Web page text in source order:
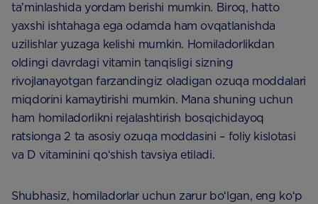
taʼminlashida yordam berishi mumkin. Biroq, hatto
yaxshi ishtahaga ega odamda ham ovqatlanishda
uzilishlar yuzaga kelishi mumkin. Homiladorlikdan
oldingi davrdagi vitamin tanqisligi sizning
rivojlanayotgan farzandingiz oladigan ozuqa moddalari
miqdorini kamaytirishi mumkin. Mana shuning uchun
ham homiladorlikni rejalashtirish bosqichidayoq
ratsionga 2 ta asosiy ozuqa moddasini – foliy kislotasi
va D vitaminini qoʻshish tavsiya etiladi.
Shubhasiz, homiladorlar uchun zarur boʻlgan, eng koʻp